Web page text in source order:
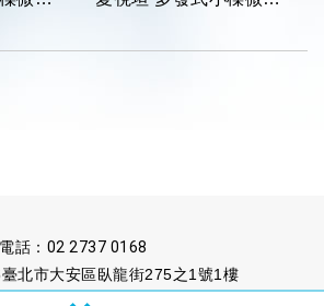
電話： 02 2737 0168
北市大安區臥龍街275之1號1樓
信箱：untaipei@ms13.hinet.net